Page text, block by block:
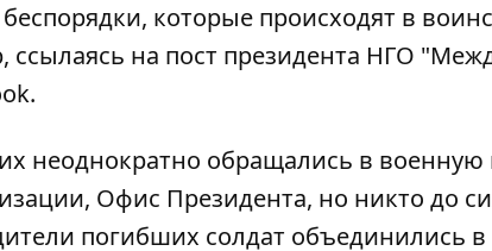
которые происходят в
, ссылаясь на пост президента НГО
неоднократно обращались в военную
Офис Президента, но никто до
погибших солдат объединились